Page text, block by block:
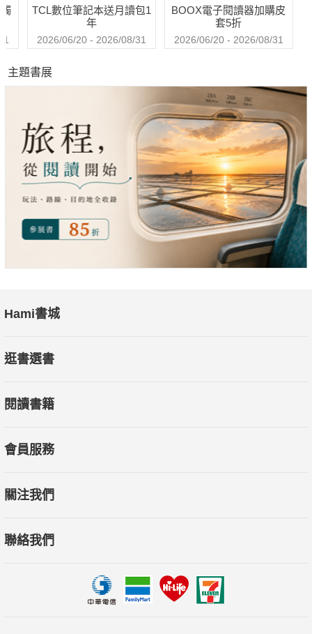
時間，台積電都照常將污泥交由涉嫌違法的廠商處理。
許芳銘表示，去年三月初、欣瀛被查獲棄置污泥的消息見報當
天，台積電立即停止欣瀛的清運卡車來載污泥。但第二天，由於
環保機關允許欣瀛繼續營業，台積電也繼續讓欣瀛清運。
游廠商當初被舉報，主管機關進去查證後，僅一天就讓欣瀛繼續
環保署的說法，是台南環保局沒有拿到台南地檢署的起訴書，因
如此「不順暢」？
TCL數位筆記本送月讀包1
年
2026/06/20 - 2026/08/31
BOOX電子閱讀器加購皮
套5折
2026/06/20 - 2026/08/31
主題書展
Hami書城
逛書選書
閱讀書籍
會員服務
關注我們
聯絡我們